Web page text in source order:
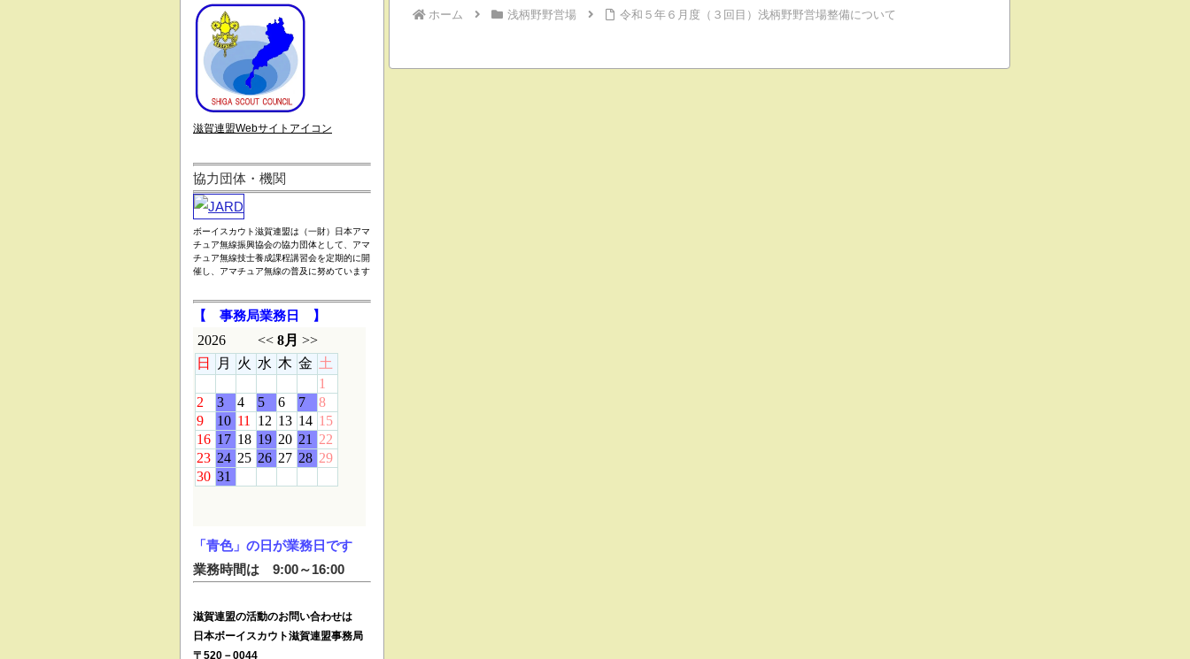
ホーム 浅柄野野営場 令和５年６月度（３回目）浅柄野野営場整備について
滋賀連盟Webサイトアイコン
協力団体・機関
ボーイスカウト滋賀連盟は（一財）日本アマ
チュア無線振興協会の協力団体として、アマ
チュア無線技士養成課程講習会を定期的に開
催し、アマチュア無線の普及に努めています
【 事務局業務日 】
「青色」の日が業務日です
業務時間は 9:00～16:00
滋賀連盟の活動のお問い合わせは
日本ボーイスカウト滋賀連盟事務局
〒520－0044